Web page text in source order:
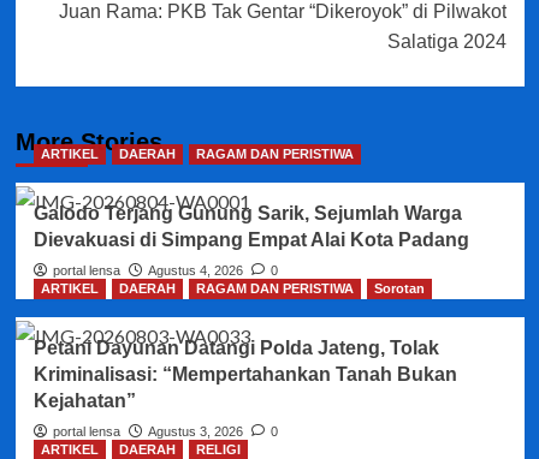
Juan Rama: PKB Tak Gentar “Dikeroyok” di Pilwakot
Salatiga 2024
More Stories
ARTIKEL DAERAH RAGAM DAN PERISTIWA
Galodo Terjang Gunung Sarik, Sejumlah Warga
Dievakuasi di Simpang Empat Alai Kota Padang
portal lensa Agustus 4, 2026
0
ARTIKEL
DAERAH RAGAM DAN PERISTIWA Sorotan
Petani Dayunan Datangi Polda Jateng, Tolak
Kriminalisasi: “Mempertahankan Tanah Bukan
Kejahatan”
portal lensa Agustus 3, 2026
0
ARTIKEL
DAERAH RELIGI